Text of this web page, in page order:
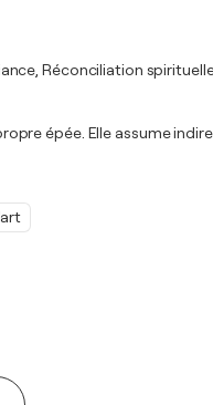
Réconciliation
épée. Elle assume